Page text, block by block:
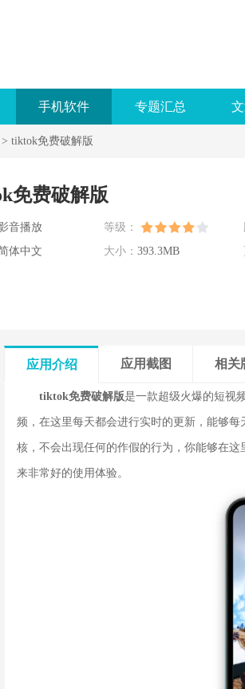
手机软件 专题汇总
> tiktok免费破解版
免费破解版
音播放 等级：
体中文 大小： 393.3MB
应用介绍 应用截图 相关
tiktok免费破解版是一款超级火爆的短视
频，在这里每天都会进行实时的更新，能够
核，不会出现任何的作假的行为，你能够在
来非常好的使用体验。